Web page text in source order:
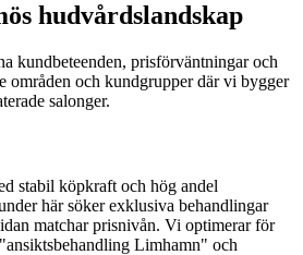
hudvårdslandskap
kundbeteenden, prisförväntningar och
områden och kundgrupper där vi bygger
salonger.
stabil köpkraft och hög andel
här söker exklusiva behandlingar
matchar prisnivån. Vi optimerar för
Limhamn" och